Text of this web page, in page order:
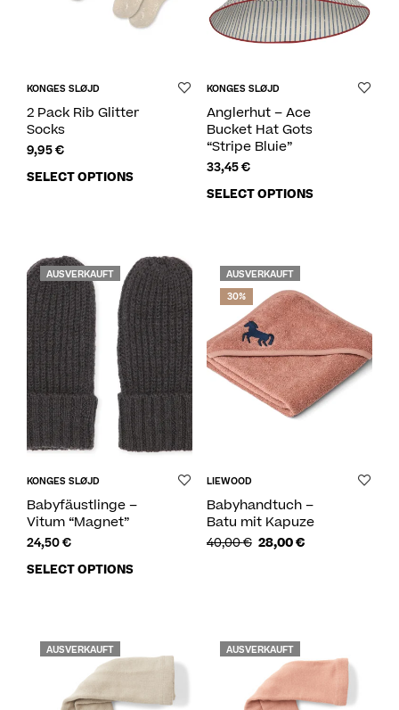
KONGES SLØJD
2 Pack Rib Glitter
Socks
9,95€
SELECT OPTIONS
KONGES SLØJD
Anglerhut – Ace
Bucket Hat Gots
“Stripe Bluie”
33,45€
SELECT OPTIONS
AUSVERKAUFT
KONGES SLØJD
Babyfäustlinge –
Vitum “Magnet”
24,50€
SELECT OPTIONS
AUSVERKAUFT
30%
LIEWOOD
Babyhandtuch –
Batu mit Kapuze
40,00€ 28,00€
AUSVERKAUFT AUSVERKAUFT